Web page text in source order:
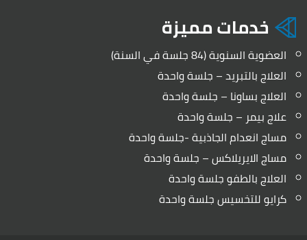
خدمات مميزة
العضوية السنوية (84 جلسة في السنة)
العلاج بالتبريد – جلسة واحدة
العلاج بساونا – جلسة واحدة
علاج بيمر – جلسة واحدة
مساج انعدام الجاذبية -جلسة واحدة
مساج الايريلاكس – جلسة واحدة
العلاج بالطفو جلسة واحدة
كرايو للتخسيس جلسة واحدة